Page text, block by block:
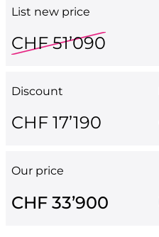
List new price
CHF 51’090
Discount
CHF 17’190
Our price
CHF 33’900